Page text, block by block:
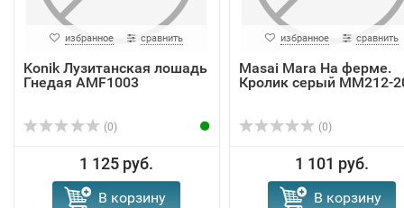
избранное сравнить
Konik Лузитанская лошадь
Гнедая AMF1003
(0)
1 125 руб.
В корзину
избранное сравнить
Masai Mara На ферме.
Кролик серый MM212-
(0)
1 101 руб.
В корзину